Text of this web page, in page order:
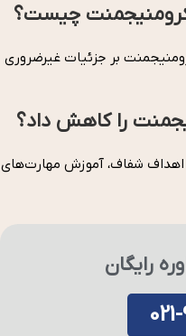
بر جزئیات غیرضروری
اهداف شفاف، آموزش مهارت‌های
رایگان